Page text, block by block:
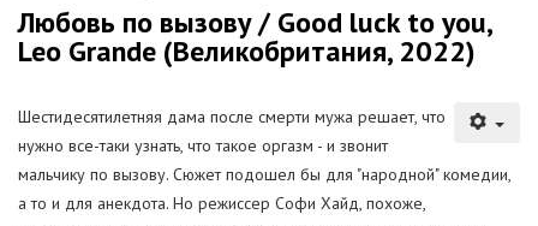
Любовь по вызову / Good luck to you,
Leo Grande (Великобритания, 2022)
Шестидесятилетняя дама после смерти мужа решает, что
нужно все-таки узнать, что такое оргазм - и звонит
мальчику по вызову. Сюжет подошел бы для "народной" комедии,
а то и для анекдота. Но режиссер Софи Хайд, похоже,